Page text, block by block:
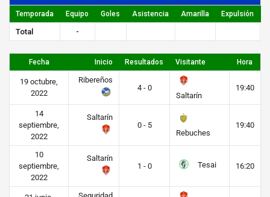
Temporada Equipo Goles Asistencia Amarilla Expulsión
Total -
Fecha Inicio Resultados Visitante Hora
19 octubre,
2022
Ribereños
4 - 0
Saltarín
19:40
14
septiembre,
2022
Saltarín
0 - 5
Rebuches
19:40
10
septiembre,
2022
Saltarín
1 - 0
Tesai 16:20